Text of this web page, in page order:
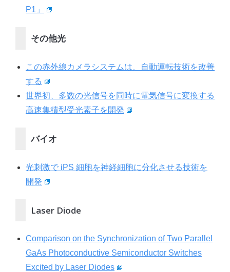
P1」
その他光
この赤外線カメラシステムは、自動運転技術を改善
する
世界初、多数の光信号を同時に電気信号に変換する
高速集積型受光素子を開発
バイオ
光刺激で iPS 細胞を神経細胞に分化させる技術を
開発
Laser Diode
Comparison on the Synchronization of Two Parallel
GaAs Photoconductive Semiconductor Switches
Excited by Laser Diodes